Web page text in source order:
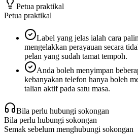
Petua praktikal
Petua praktikal
Label yang jelas ialah cara
mengelakkan perayauan secara
pelan yang sudah tamat tempoh.
Anda boleh menyimpan
kebanyakan telefon hanya boleh
talian aktif pada satu masa.
Bila perlu hubungi sokongan
Bila perlu hubungi sokongan
Semak sebelum menghubungi sokongan